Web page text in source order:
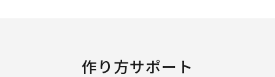
作り方サポート